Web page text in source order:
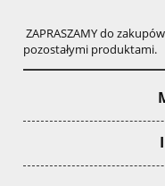
ZAPRASZAMY do
pozostałymi produktami.